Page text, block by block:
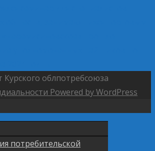
облпотребсоюза
Powered by WordPress
потребительской